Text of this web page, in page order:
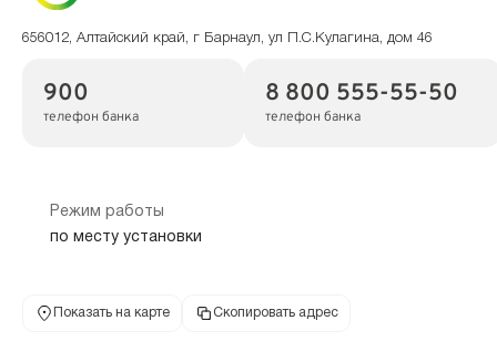
656012, Алтайский край, г Барнаул, ул П.С.Кулагина, дом 46
900
телефон банка
8 800 555-55-50
телефон банка
Режим работы
по месту установки
Показать на карте Скопировать адрес